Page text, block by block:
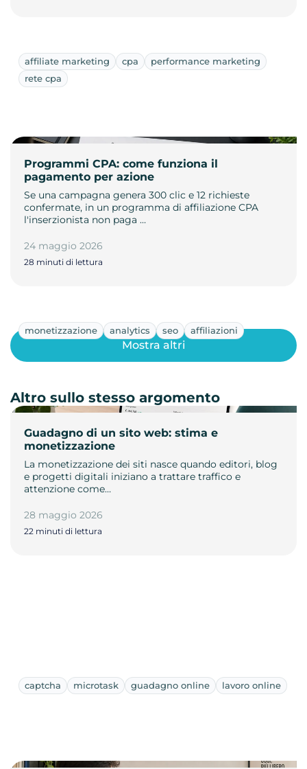
affiliate marketing cpa
performance marketing
rete cpa
Programmi CPA: come funziona il
pagamento per azione
Se una campagna genera 300 clic e 12 richieste
confermate, in un programma di affiliazione CPA
l'inserzionista non paga …
24 maggio 2026
28 minuti di lettura
monetizzazione analytics seo affiliazioni
Guadagno di un sito web: stima e
monetizzazione
La monetizzazione dei siti nasce quando editori, blog
e progetti digitali iniziano a trattare traffico e
attenzione come…
28 maggio 2026
22 minuti di lettura
Mostra altri
Altro sullo stesso argomento
captcha microtask guadagno online lavoro online